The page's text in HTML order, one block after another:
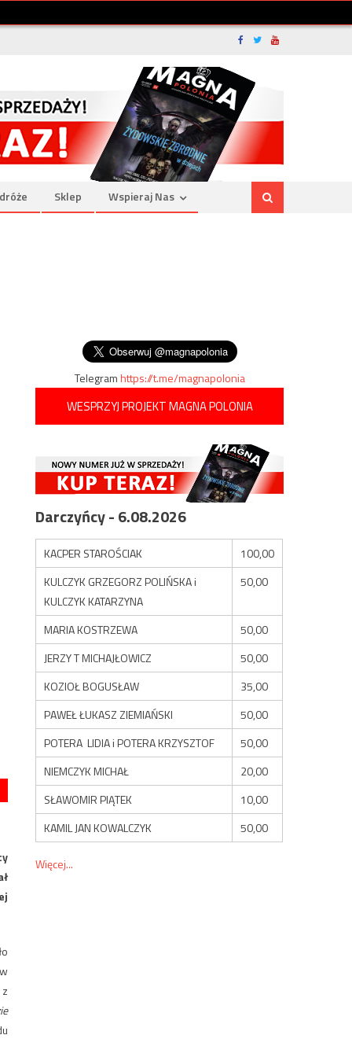
Sklep Wspieraj Nas
Telegramhttps://t.me/magnapolonia
WESPRZYJ PROJEKT MAGNA POLONIA
Darczyńcy - 6.08.2026
KACPER STAROŚCIAK
100,00
KULCZYK GRZEGORZ POLIŃSKA i
KULCZYK KATARZYNA
50,00
MARIA KOSTRZEWA
50,00
JERZY T MICHAJŁOWICZ
50,00
KOZIOŁ BOGUSŁAW
35,00
PAWEŁ ŁUKASZ ZIEMIAŃSKI
50,00
POTERA LIDIA i POTERA KRZYSZTOF
50,00
NIEMCZYK MICHAŁ
20,00
SŁAWOMIR PIĄTEK
10,00
KAMIL JAN KOWALCZYK
50,00
Więcej...